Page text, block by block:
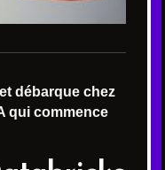
débarque chez
qui commence